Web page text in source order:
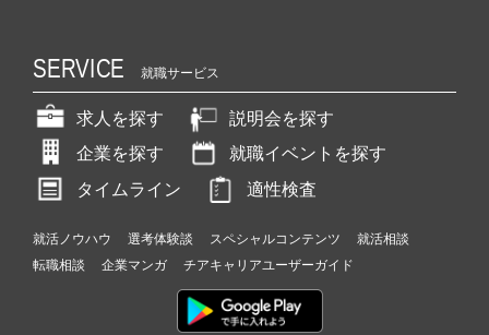
SERVICE 就職サービス
求人を探す
説明会を探す
企業を探す
就職イベントを探す
タイムライン
適性検査
就活ノウハウ 選考体験談 スペシャルコンテンツ
就活相談
転職相談
企業マンガ チアキャリアユーザーガイド